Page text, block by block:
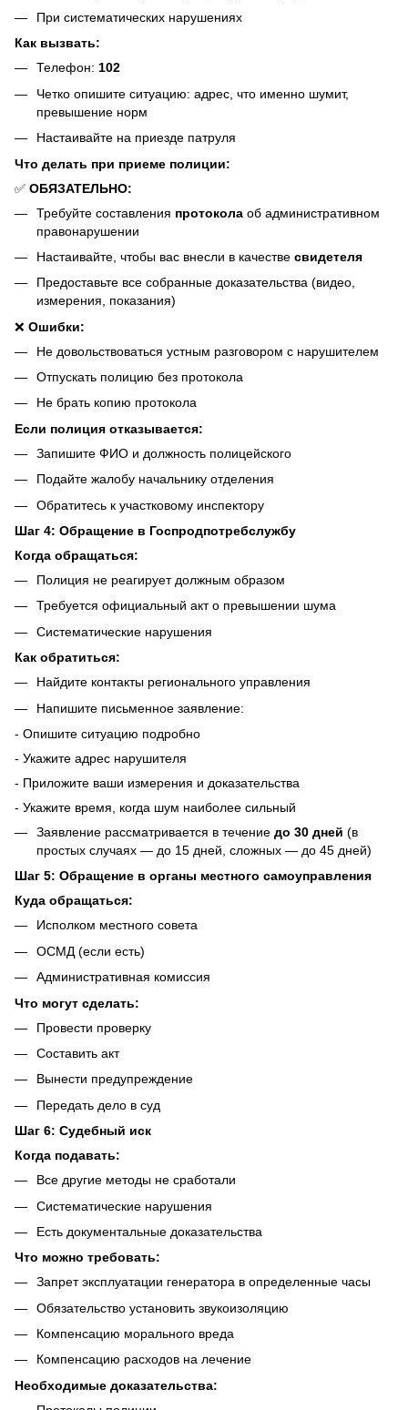
При систематических нарушениях
Как вызвать:
Телефон: 102
Четко опишите ситуацию: адрес, что именно шумит,
превышение норм
Настаивайте на приезде патруля
Что делать при приеме полиции:
✅ ОБЯЗАТЕЛЬНО:
Требуйте составления протокола об административном
правонарушении
Настаивайте, чтобы вас внесли в качестве свидетеля
Предоставьте все собранные доказательства (видео,
измерения, показания)
❌ Ошибки:
Не довольствоваться устным разговором с нарушителем
Отпускать полицию без протокола
Не брать копию протокола
Если полиция отказывается:
Запишите ФИО и должность полицейского
Подайте жалобу начальнику отделения
Обратитесь к участковому инспектору
Шаг 4: Обращение в Госпродпотребслужбу
Когда обращаться:
Полиция не реагирует должным образом
Требуется официальный акт о превышении шума
Систематические нарушения
Как обратиться:
Найдите контакты регионального управления
Напишите письменное заявление:
- Опишите ситуацию подробно
- Укажите адрес нарушителя
- Приложите ваши измерения и доказательства
- Укажите время, когда шум наиболее сильный
Заявление рассматривается в течение до 30 дней (в
простых случаях — до 15 дней, сложных — до 45 дней)
Шаг 5: Обращение в органы местного самоуправления
Куда обращаться:
Исполком местного совета
ОСМД (если есть)
Административная комиссия
Что могут сделать:
Провести проверку
Составить акт
Вынести предупреждение
Передать дело в суд
Шаг 6: Судебный иск
Когда подавать:
Все другие методы не сработали
Систематические нарушения
Есть документальные доказательства
Что можно требовать:
Запрет эксплуатации генератора в определенные часы
Обязательство установить звукоизоляцию
Компенсацию морального вреда
Компенсацию расходов на лечение
Необходимые доказательства: